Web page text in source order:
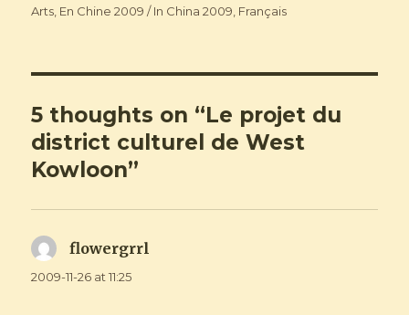
Categories
Arts En Chine 2009 / In China 2009 Français
5 thoughts on “Le projet du
district culturel de West
Kowloon”
flowergrrl
2009-11-26 at 11:25